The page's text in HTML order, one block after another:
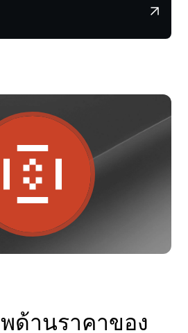
0.44%
1.43%
ด้านราคาของ